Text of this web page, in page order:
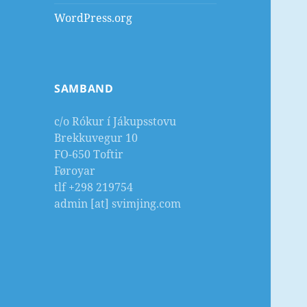
WordPress.org
SAMBAND
c/o Rókur í Jákupsstovu
Brekkuvegur 10
FO-650 Toftir
Føroyar
tlf +298 219754
admin [at] svimjing.com